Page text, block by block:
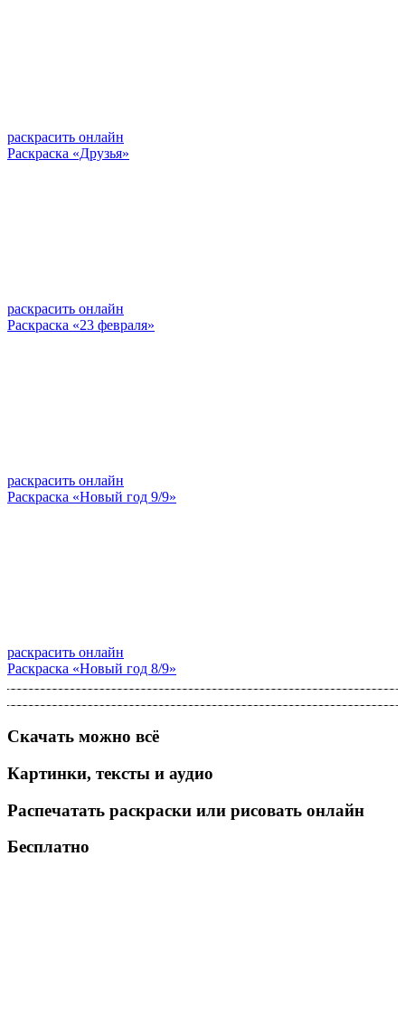
раскрасить онлайн
Раскраска «Друзья»
раскрасить онлайн
Раскраска «23 февраля»
раскрасить онлайн
Раскраска «Новый год 9/9»
раскрасить онлайн
Раскраска «Новый год 8/9»
Скачать можно всё
Картинки, тексты и аудио
Распечатать раскраски или рисовать онлайн
Бесплатно